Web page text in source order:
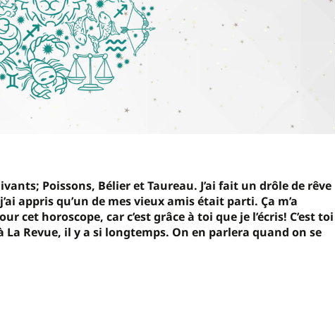
Poissons, Bélier et Taureau. J’ai fait un drôle de rêve
appris qu’un de mes vieux amis était parti. Ça m’a
cet horoscope, car c’est grâce à toi que je l’écris! C’est toi
Revue, il y a si longtemps. On en parlera quand on se